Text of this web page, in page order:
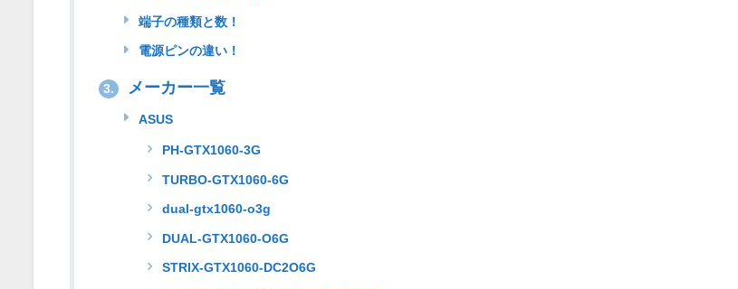
端子の種類と数！
電源ピンの違い！
3. メーカー一覧
ASUS
PH-GTX1060-3G
TURBO-GTX1060-6G
dual-gtx1060-o3g
DUAL-GTX1060-O6G
STRIX-GTX1060-DC2O6G